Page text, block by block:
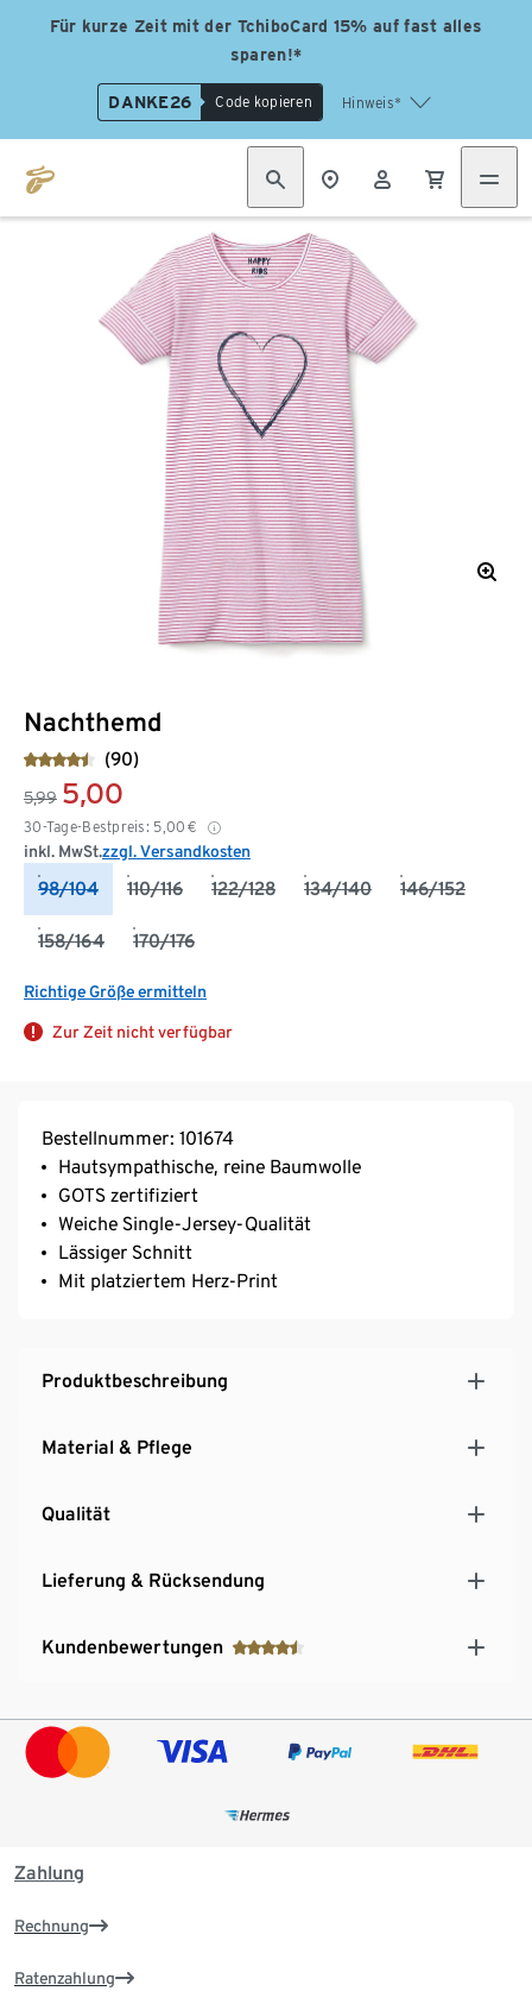
Für kurze Zeit mit der TchiboCard 15% auf fast alles
sparen!*
DANKE26 Code kopieren Hinweis*
Nachthemd
(90)
5,99 5,00
30-Tage-Bestpreis: 5,00 €
inkl. MwSt.zzgl. Versandkosten
98/104 110/116 122/128 134/140 146/152
158/164 170/176
Richtige Größe ermitteln
Zur Zeit nicht verfügbar
Bestellnummer: 101674
Hautsympathische, reine Baumwolle
GOTS zertifiziert
Weiche Single-Jersey-Qualität
Lässiger Schnitt
Mit platziertem Herz-Print
Produktbeschreibung
Material & Pflege
Qualität
Lieferung & Rücksendung
Kundenbewertungen
Zahlung
Rechnung
Ratenzahlung